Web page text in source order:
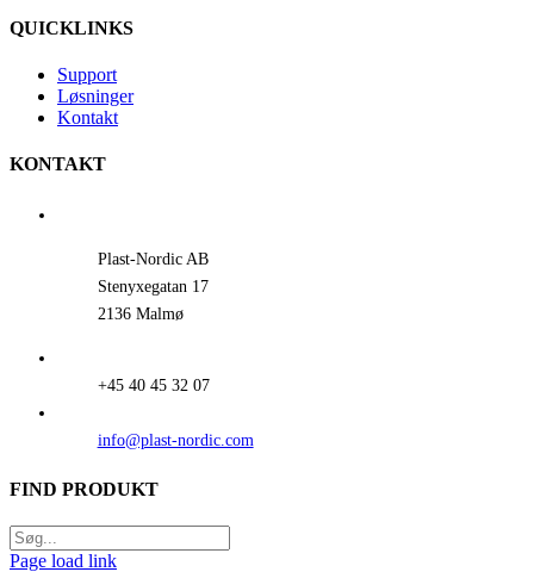
QUICKLINKS
Support
Løsninger
Kontakt
KONTAKT
Plast-Nordic AB
Stenyxegatan 17
2136 Malmø
+45 40 45 32 07
info@plast-nordic.com
FIND PRODUKT
Page load link